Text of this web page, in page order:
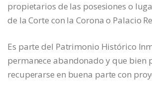
propietarios de las posesiones o
de la Corte con la Corona o Palacio
Es parte del Patrimonio Histórico
permanece abandonado y que bien
recuperarse en buena parte con